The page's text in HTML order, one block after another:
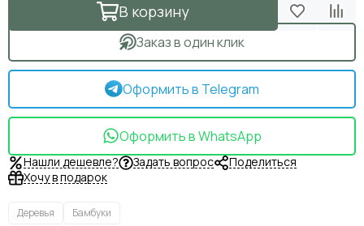
В корзину
Заказ в один клик
Оформить в Telegram
Оформить в WhatsApp
Нашли дешевле? Задать вопрос
Поделиться
Хочу в подарок
Деревья Бамбуки